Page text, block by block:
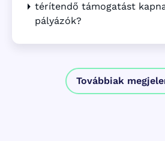
térítendő támogatást
pályázók?
Továbbiak